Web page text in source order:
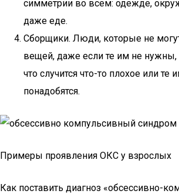
симметрии во всем: одежде,
даже еде.
Сборщики. Люди, которые не могут
вещей, даже если те им не нужны,
что случится что-то плохое или те
понадобятся.
Примеры проявления ОКС у взрослых
Как поставить диагноз «обсессивно-